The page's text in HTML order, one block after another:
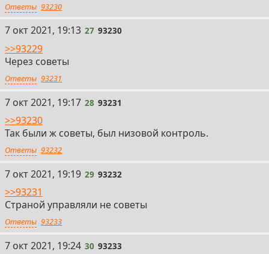
Ответы 93230
27
7 окт 2021, 19:13 27 93230
>>93229
Через советы
Ответы 93231
28
7 окт 2021, 19:17 28 93231
>>93230
Так были ж советы, был низовой контроль.
Ответы 93232
29
7 окт 2021, 19:19 29 93232
>>93231
Страной управляли не советы
Ответы 93233
30
7 окт 2021, 19:24 30 93233